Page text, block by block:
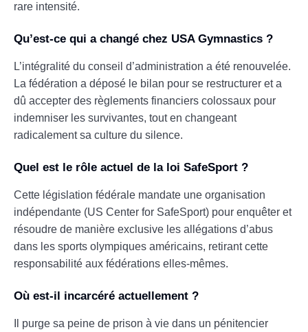
rare intensité.
Qu’est-ce qui a changé chez USA Gymnastics ?
L’intégralité du conseil d’administration a été renouvelée.
La fédération a déposé le bilan pour se restructurer et a
dû accepter des règlements financiers colossaux pour
indemniser les survivantes, tout en changeant
radicalement sa culture du silence.
Quel est le rôle actuel de la loi SafeSport ?
Cette législation fédérale mandate une organisation
indépendante (US Center for SafeSport) pour enquêter et
résoudre de manière exclusive les allégations d’abus
dans les sports olympiques américains, retirant cette
responsabilité aux fédérations elles-mêmes.
Où est-il incarcéré actuellement ?
Il purge sa peine de prison à vie dans un pénitencier